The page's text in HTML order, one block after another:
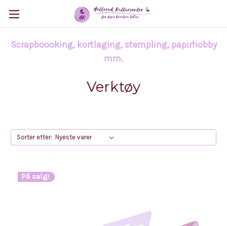
Scrapboooking, kortlaging, stempling, papirhobby
mm.
Verktøy
Sorter etter:
På salg!